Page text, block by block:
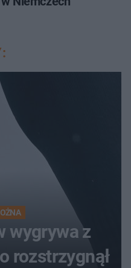
wygrywa z
rozstrzygnął